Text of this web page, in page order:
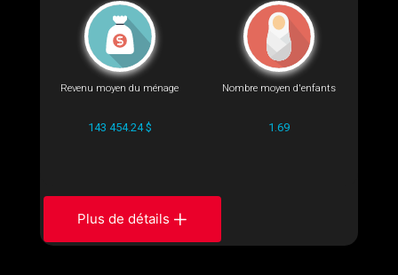
Revenu moyen du ménage
143 454.24 $
Nombre moyen d'enfants
1.69
Plus de détails